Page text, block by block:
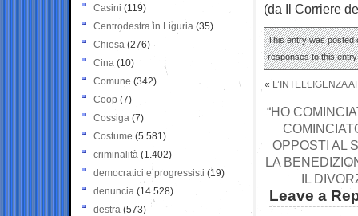
(da Il Corriere
This entry was posted
responses to this
« L’INTELLIGENZA
“HO
OPPOSTI AL
LA
IL
Leave a
Casini (119)
Centrodestra in Liguria (35)
Chiesa (276)
Cina (10)
Comune (342)
Coop (7)
Cossiga (7)
Costume (5.581)
criminalità (1.402)
democratici e progressisti (19)
denuncia (14.528)
destra (573)